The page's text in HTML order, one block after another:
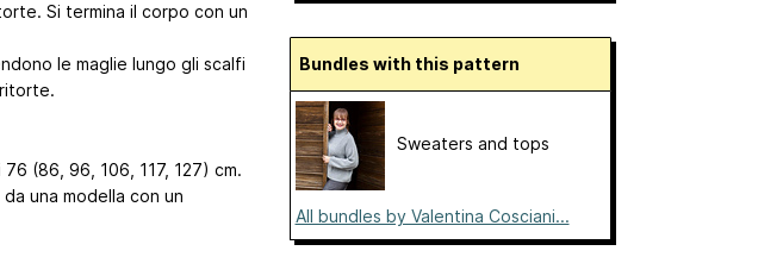
Si termina il corpo con un
le maglie lungo gli scalfi
(86, 96, 106, 117, 127) cm.
una modella con un
Bundles with this pattern
Sweaters and tops
All bundles by Valentina Cosciani...